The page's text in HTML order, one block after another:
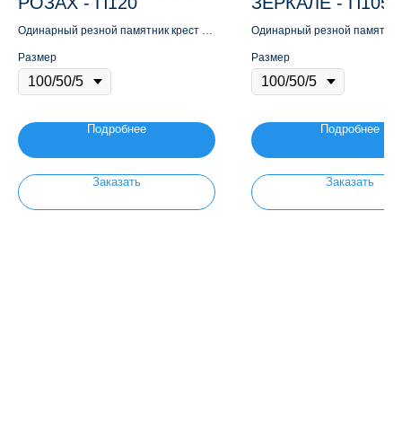
Одинарный резной памятник крест в
Размер
Подробнее
Заказать
Одинарный резной
Размер
Подробнее
Заказать